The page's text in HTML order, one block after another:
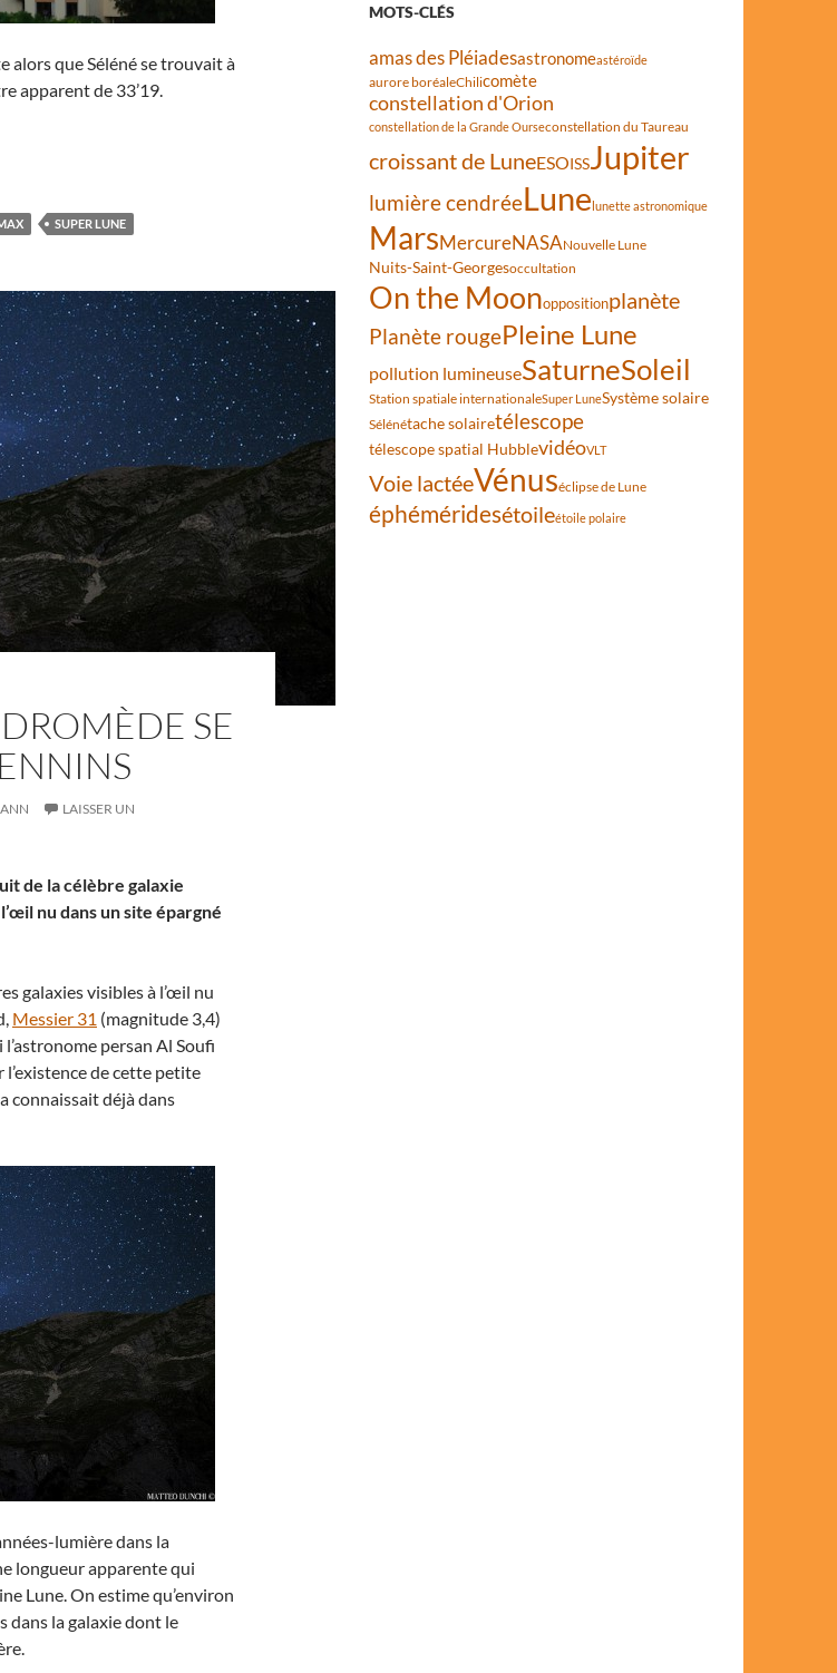
alors que Séléné se trouvait à
apparent de 33’19.
Lune du 29 août
SUPER LUNE
SE
LAISSER UN
de la célèbre galaxie
nu dans un site épargné
galaxies visibles à l’œil nu
Messier 31 (magnitude 3,4)
persan Al Soufi
de cette petite
connaissait déjà dans
lumière dans la
longueur apparente qui
Lune. On estime qu’environ
dans la galaxie dont le
MOTS-CLÉS
amas des Pléiadesastronomeastéroïde
aurore boréaleChilicomète
constellation d'Orion
constellation de la Grande Ourseconstellation du Taureau
croissant de LuneESOISSJupiter
lumière cendréeLunelunette astronomique
MarsMercureNASANouvelle Lune
Nuits-Saint-Georgesoccultation
On the Moonoppositionplanète
Planète rougePleine Lune
pollution lumineuseSaturneSoleil
Station spatiale internationaleSuper LuneSystème solaire
Sélénétache solairetélescope
télescope spatial HubblevidéoVLT
Voie lactéeVénuséclipse de Lune
éphéméridesétoileétoile polaire